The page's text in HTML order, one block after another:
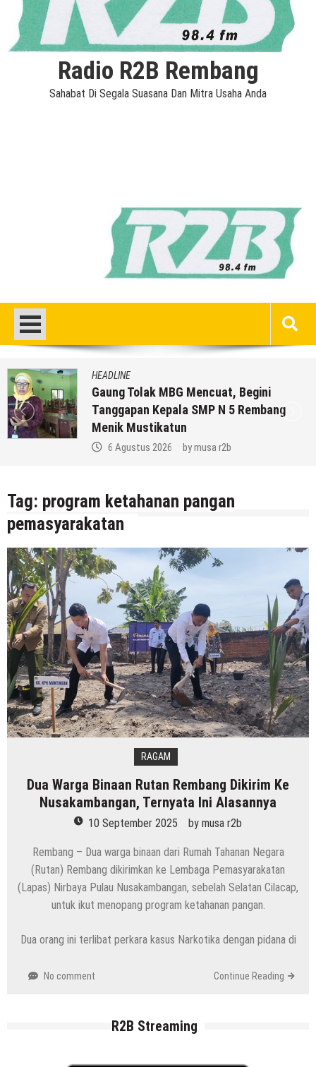
Radio R2B Rembang
Sahabat Di Segala Suasana Dan Mitra Usaha Anda
HEADLINE
Gaung Tolak MBG Mencuat, Begini
Tanggapan Kepala SMP N 5 Rembang
Menik Mustikatun
6 Agustus 2026 bymusa r2b
Tag: program ketahanan pangan
pemasyarakatan
RAGAM
Dua Warga Binaan Rutan Rembang Dikirim Ke
Nusakambangan, Ternyata Ini Alasannya
10 September 2025 by musa r2b
Rembang – Dua warga binaan dari Rumah Tahanan Negara
(Rutan) Rembang dikirimkan ke Lembaga Pemasyarakatan
(Lapas) Nirbaya Pulau Nusakambangan, sebelah Selatan Cilacap,
untuk ikut menopang program ketahanan pangan.
Dua orang ini terlibat perkara kasus Narkotika dengan pidana di
No comment Continue Reading
R2B Streaming